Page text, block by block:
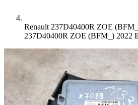
Renault 237D40400R ZOE
237D40400R ZOE (BFM_) 2022